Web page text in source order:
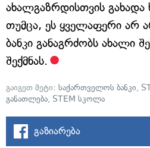
ახალგაზრდისთვის გახადა
თუმცა, ეს ყველაფერი არ
ბანკი განაგრძობს ახალი
შექმნას.
გაიგეთ მეტი: საქართველოს ბანკი,
განათლება, STEM სკოლა
გაზიარება